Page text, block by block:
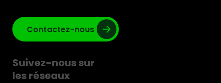
Contactez-nous
Suivez-nous sur
les réseaux